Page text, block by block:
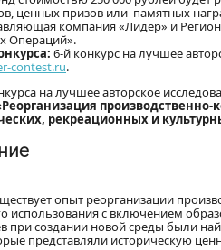
ценных призов или памятных
компания «Лидер» и
Операций».
6-й конкурс на лучшее
contest.ru.
на лучшее авторское
рекреационных и
опыт реорганизации
использования с включением
при создании новой среды были
представляли историческую